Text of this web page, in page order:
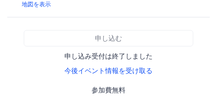
地図を表示
申し込む
申し込み受付は終了しました
今後イベント情報を受け取る
参加費無料